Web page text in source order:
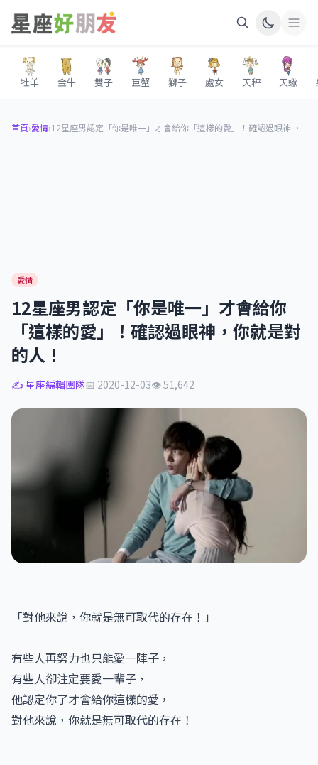
牡羊 金牛 雙子 巨蟹 獅子 處女 天秤 天蠍
首頁›愛情› ​​​​​​​12星座男認定「你是唯一」才會給你「這樣的愛」！確認過眼神，你就是對的人！
愛情
​​​​​​​12星座男認定「你是唯一」才會給你
「這樣的愛」！確認過眼神，你就是對
的人！
✍️ 星座編輯團隊📅 2020-12-03👁 51,642
「對他來說，你就是無可取代的存在！」
有些人再努力也只能愛一陣子，
有些人卻注定要愛一輩子，
他認定你了才會給你這樣的愛，
對他來說，你就是無可取代的存在！